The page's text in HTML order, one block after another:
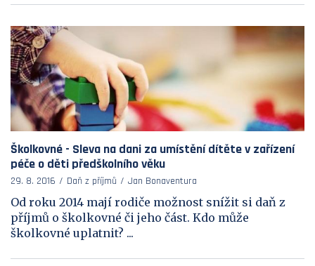
Školkovné - Sleva na dani za umístění dítěte v zařízení
péče o děti předškolního věku
29. 8. 2016 Daň z příjmů Jan Bonaventura
Od roku 2014 mají rodiče možnost snížit si daň z
příjmů o školkovné či jeho část. Kdo může
školkovné uplatnit? ...